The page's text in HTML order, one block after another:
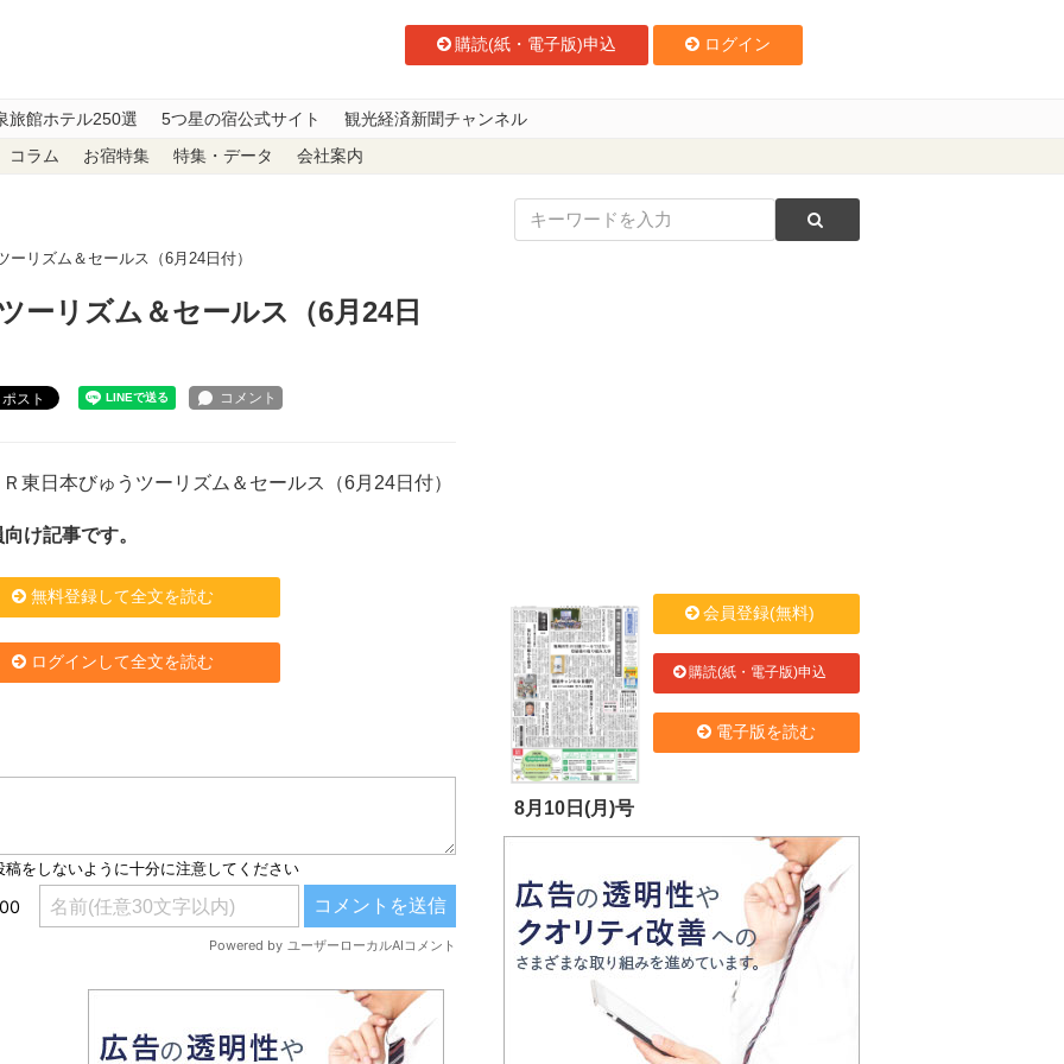
購読(紙・電子版)申込 ログイン
旅館ホテル250選 5つ星の宿公式サイト 観光経済新聞チャンネル
コラム お宿特集 特集・データ 会社案内
リズム＆セールス（6月24日付）
ーリズム＆セールス（6月24日
ポスト
日本びゅうツーリズム＆セールス（6月24日付）
け記事です。
無料登録して全文を読む
ログインして全文を読む
8月10日(月)号
会員登録(無料)
購読(紙・電子版)申込
電子版を読む